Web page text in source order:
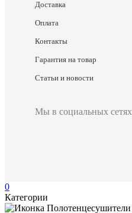
Доставка
Оплата
Контакты
Гарантия на товар
Статьи и новости
Мы в социальных сетях
0
Категории